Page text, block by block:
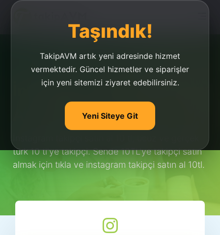
Taşındık!
TakipAVM artık yeni adresinde hizmet
vermektedir. Güncel hizmetler ve siparişler
için yeni sitemizi ziyaret edebilirsiniz.
Yeni Siteye Git
İnstagram Takipçi Satın
türk 10 tl'ye takipçi. Sende 10TL'ye takipçi satın
almak için tıkla ve instagram takipçi satın al 10tl.